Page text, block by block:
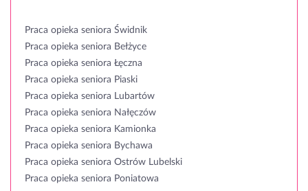
Praca opieka seniora Świdnik
Praca opieka seniora Bełżyce
Praca opieka seniora Łęczna
Praca opieka seniora Piaski
Praca opieka seniora Lubartów
Praca opieka seniora Nałęczów
Praca opieka seniora Kamionka
Praca opieka seniora Bychawa
Praca opieka seniora Ostrów Lubelski
Praca opieka seniora Poniatowa